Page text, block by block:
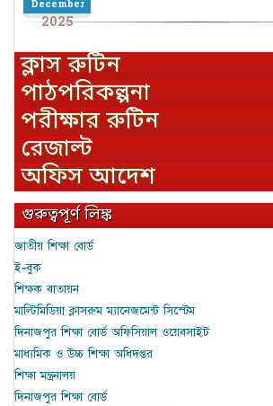
December
2025
ক্লাস রুটিন
পাঠপরিকল্পনা
পরীক্ষার রুটিন
রেজাল্ট
অফিস আদেশ
গুরুত্বপূর্ণ লিঙ্ক
জাতীয় শিক্ষা বোর্ড
ই-বুক
শিক্ষক বাতায়ন
মাল্টিমিডিয়া ক্লাসরুম ম্যানেজমেন্ট সিস্টেম
দিনাজপুর শিক্ষা বোর্ড অফিসিয়াল ওয়েবসাইট
মাধ্যমিক ও উচ্চ শিক্ষা অধিদপ্তর
শিক্ষা মন্ত্রনালয়
দিনাজপুর শিক্ষা বোর্ড